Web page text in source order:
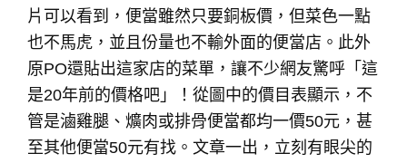
片可以看到，便當雖然只要銅板價，但菜色一點
也不馬虎，並且份量也不輸外面的便當店。此外
原PO還貼出這家店的菜單，讓不少網友驚呼「這
是20年前的價格吧」！從圖中的價目表顯示，不
管是滷雞腿、爌肉或排骨便當都均一價50元，甚
至其他便當50元有找。文章一出，立刻有眼尖的